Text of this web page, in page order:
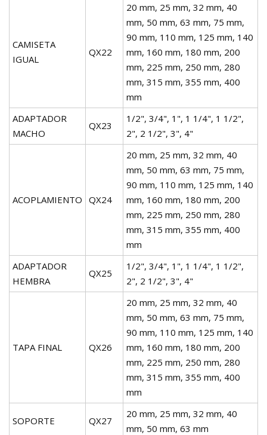
CAMISETA
IGUAL
QX22
20 mm, 25 mm, 32 mm, 40
mm, 50 mm, 63 mm, 75 mm,
90 mm, 110 mm, 125 mm, 140
mm, 160 mm, 180 mm, 200
mm, 225 mm, 250 mm, 280
mm, 315 mm, 355 mm, 400
mm
ADAPTADOR
MACHO
QX23
1/2", 3/4", 1", 1 1/4", 1 1/2",
2", 2 1/2", 3", 4"
ACOPLAMIENTO QX24
20 mm, 25 mm, 32 mm, 40
mm, 50 mm, 63 mm, 75 mm,
90 mm, 110 mm, 125 mm, 140
mm, 160 mm, 180 mm, 200
mm, 225 mm, 250 mm, 280
mm, 315 mm, 355 mm, 400
mm
ADAPTADOR
HEMBRA
QX25
1/2", 3/4", 1", 1 1/4", 1 1/2",
2", 2 1/2", 3", 4"
TAPA FINAL QX26
20 mm, 25 mm, 32 mm, 40
mm, 50 mm, 63 mm, 75 mm,
90 mm, 110 mm, 125 mm, 140
mm, 160 mm, 180 mm, 200
mm, 225 mm, 250 mm, 280
mm, 315 mm, 355 mm, 400
mm
SOPORTE QX27
20 mm, 25 mm, 32 mm, 40
mm, 50 mm, 63 mm